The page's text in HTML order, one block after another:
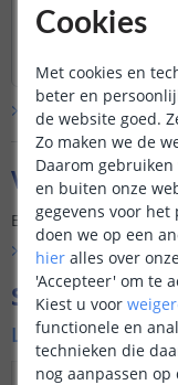
Bekijk alleklantfoto’s
Vraag &
Er is nog geen vraag
Bekijk alle Vraag &
Specificaties
Ledstrip
Cookies
Met cookies en
beter en
de website goed.
Zo maken we de
Daarom
en buiten onze
gegevens voor
doen we op een
hier alles over
'Accepteer' om te
Kiest u voor
functionele en
technieken die
nog aanpassen